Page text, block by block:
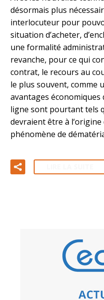
désormais plus
interlocuteur pour
situation d’acheter,
une formalité
revanche, pour ce qui
contrat, le recours au
le plus souvent, comme
avantages
ligne sont pourtant tels
devraient être à l‘origine
phénomène de